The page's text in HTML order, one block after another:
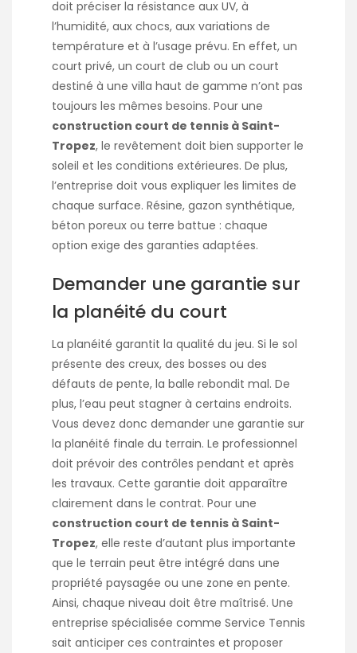
doit préciser la résistance aux UV, à
l’humidité, aux chocs, aux variations de
température et à l’usage prévu. En effet, un
court privé, un court de club ou un court
destiné à une villa haut de gamme n’ont pas
toujours les mêmes besoins. Pour une
construction court de tennis à Saint-
Tropez, le revêtement doit bien supporter le
soleil et les conditions extérieures. De plus,
l’entreprise doit vous expliquer les limites de
chaque surface. Résine, gazon synthétique,
béton poreux ou terre battue : chaque
option exige des garanties adaptées.
Demander une garantie sur
la planéité du court
La planéité garantit la qualité du jeu. Si le sol
présente des creux, des bosses ou des
défauts de pente, la balle rebondit mal. De
plus, l’eau peut stagner à certains endroits.
Vous devez donc demander une garantie sur
la planéité finale du terrain. Le professionnel
doit prévoir des contrôles pendant et après
les travaux. Cette garantie doit apparaître
clairement dans le contrat. Pour une
construction court de tennis à Saint-
Tropez, elle reste d’autant plus importante
que le terrain peut être intégré dans une
propriété paysagée ou une zone en pente.
Ainsi, chaque niveau doit être maîtrisé. Une
entreprise spécialisée comme Service Tennis
sait anticiper ces contraintes et proposer